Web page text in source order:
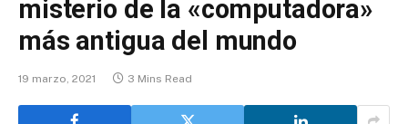
misterio de la «computadora»
más antigua del mundo
19 marzo, 2021 3 Mins Read